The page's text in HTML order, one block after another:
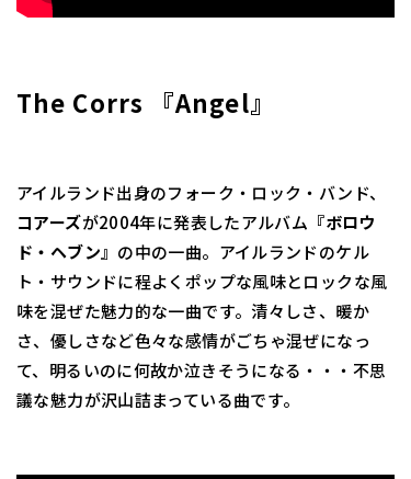
The Corrs 『Angel』
アイルランド出身のフォーク・ロック・バンド、
コアーズが2004年に発表したアルバム 『ボロウ
ド・ヘブン』 の中の一曲。アイルランドのケル
ト・サウンドに程よくポップな風味とロックな風
味を混ぜた魅力的な一曲です。清々しさ、暖か
さ、優しさなど色々な感情がごちゃ混ぜになっ
て、明るいのに何故か泣きそうになる・・・不思
議な魅力が沢山詰まっている曲です。